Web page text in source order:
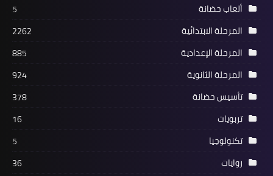
ألعاب حضانة
5
المرحلة الابتدائية
2262
المرحلة الإعدادية
885
المرحلة الثانوية
924
تأسيس حضانة
378
تربويات
16
تكنولوجيا
5
روايات
36